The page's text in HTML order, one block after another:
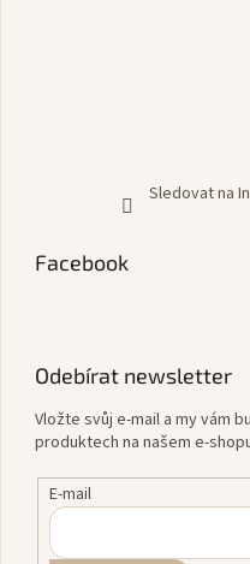
Sledovat na
Facebook
Odebírat newsletter
Vložte svůj e-mail a my vám
produktech na našem e-
E-mail